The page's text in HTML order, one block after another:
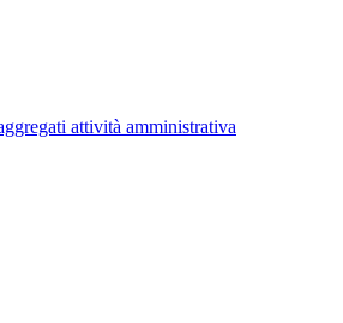
attività amministrativa